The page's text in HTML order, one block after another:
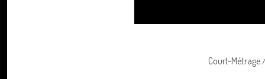
Court-Métrage